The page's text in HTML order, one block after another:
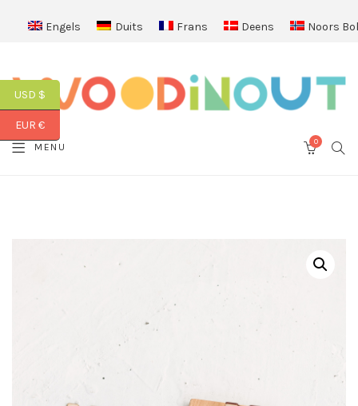
Engels Duits Frans Deens Noors
MENU 0
USD $
EUR €